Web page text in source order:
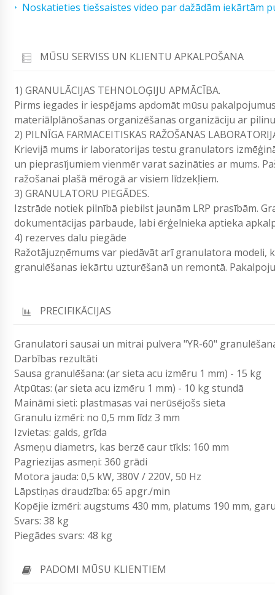
Noskatieties tiešsaistes video par dažādām iekārtām
MŪSU SERVISS UN KLIENTU APKALPOŠANA
1) GRANULĀCIJAS TEHNOLOĢIJU APMĀCĪBA.
Pirms iegades ir iespējams apdomāt mūsu
materiālplānošanas organizēšanas organizāciju ar
2) PILNĪGA FARMACEITISKAS RAŽOŠANAS
Krievijā mums ir laboratorijas testu granulators
un pieprasījumiem vienmēr varat sazināties ar mums.
ražošanai plašā mērogā ar visiem līdzekļiem.
3) GRANULATORU PIEGĀDES.
Izstrāde notiek pilnībā piebilst jaunām LRP prasībām.
dokumentācijas pārbaude, labi ērģelnieka aptieka
4) rezerves dalu piegāde
Ražotājuzņēmums var piedāvāt arī granulatora modeli,
granulēšanas iekārtu uzturēšanā un remontā.
PRECIFIKĀCIJAS
Granulatori sausai un mitrai pulvera "YR-60"
Darbības rezultāti
Sausa granulēšana: (ar sieta acu izmēru 1 mm) - 15 kg
Atpūtas: (ar sieta acu izmēru 1 mm) - 10 kg stundā
Maināmi sieti: plastmasas vai nerūsējošs sieta
Granulu izmēri: no 0,5 mm līdz 3 mm
Izvietas: galds, grīda
Asmeņu diametrs, kas berzē caur tīkls: 160 mm
Pagriezijas asmeņi: 360 grādi
Motora jauda: 0,5 kW, 380V / 220V, 50 Hz
Lāpstiņas draudzība: 65 apgr./min
Kopējie izmēri: augstums 430 mm, platums 190 mm,
Svars: 38 kg
Piegādes svars: 48 kg
PADOMI MŪSU KLIENTIEM